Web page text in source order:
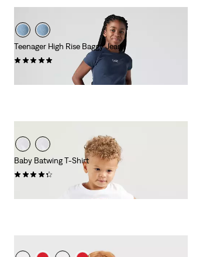
Teenager High Rise Baggy Jeans
Baby Batwing T-Shirt